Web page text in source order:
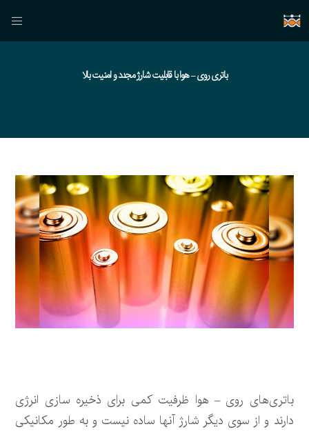
باتری روی – هوا با قابلیت شارژ مجدد و امنیت بالا
باتری‌های روی – هوا ظرفیت کمی برای ذخیره سازی انرژی
دارند و از سوی دیگر شارژ آنها ساده نیست و به طور مکانیکی